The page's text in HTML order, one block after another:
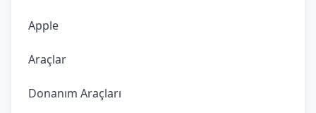
Apple
Araçlar
Donanım Araçları